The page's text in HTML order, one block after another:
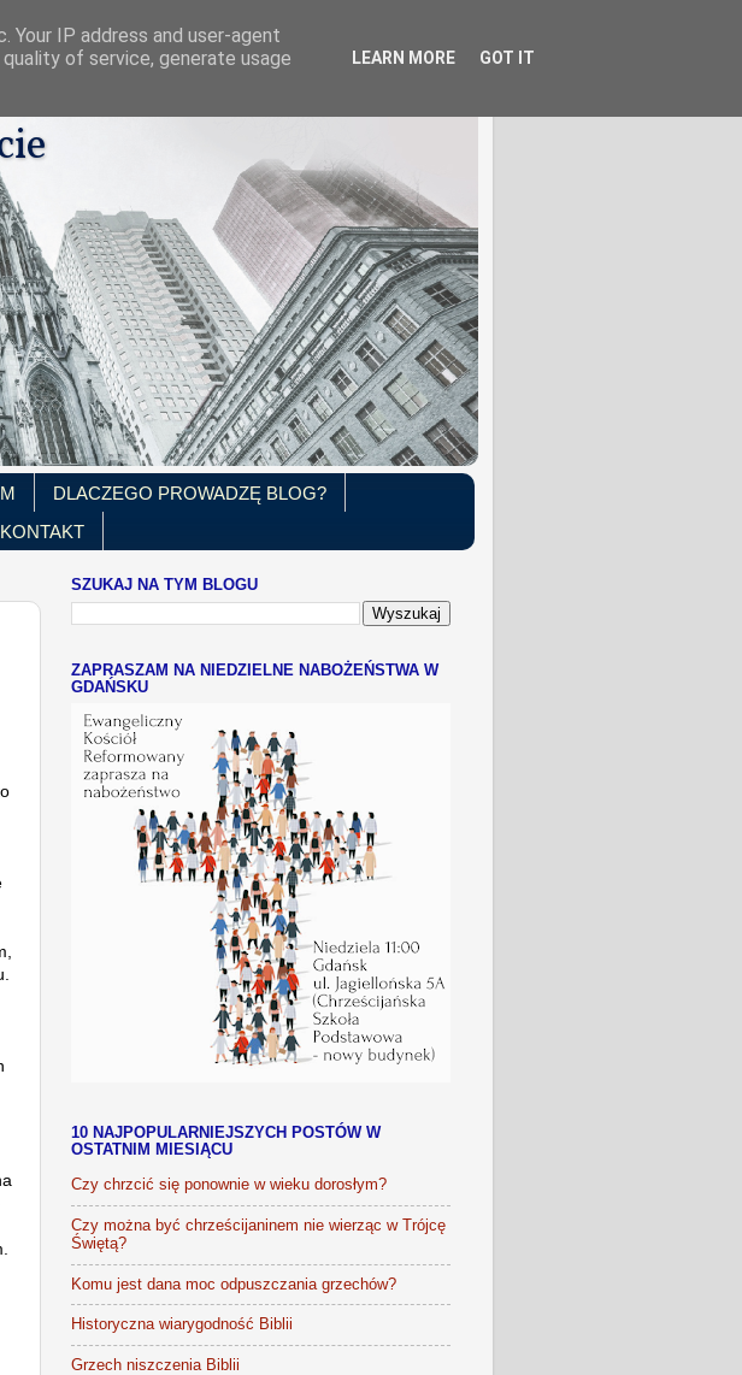
DLACZEGO PROWADZĘ BLOG?
KONTAKT
SZUKAJ NA TYM BLOGU
ZAPRASZAM NA NIEDZIELNE NABOŻEŃSTWA W
GDAŃSKU
10 NAJPOPULARNIEJSZYCH POSTÓW W
OSTATNIM MIESIĄCU
Czy chrzcić się ponownie w wieku dorosłym?
Czy można być chrześcijaninem nie wierząc w Trójcę
Świętą?
Komu jest dana moc odpuszczania grzechów?
Historyczna wiarygodność Biblii
Grzech niszczenia Biblii
IP address and user-agent
of service, generate usage
LEARN MORE GOT IT